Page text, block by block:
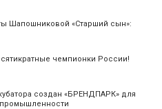
Шапошниковой «Старший сын»:
чемпионки России!
создан «БРЕНДПАРК» для